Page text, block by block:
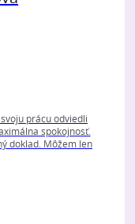
prácu odviedli
spokojnosť.
doklad. Môžem len